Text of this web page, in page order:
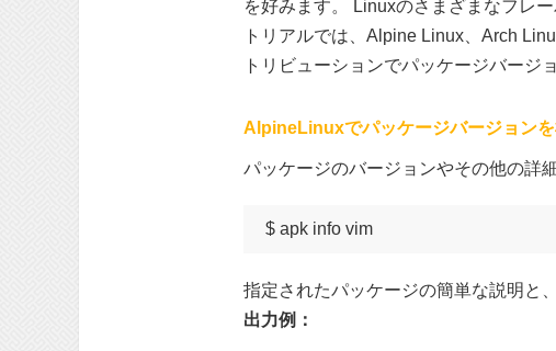
を好みます。 Linuxのさまざまなフレ
トリアルでは、Alpine Linux、Arch
トリビューションでパッケージバージ
AlpineLinuxでパッケージバージョン
パッケージのバージョンやその他の詳
$ apk info vim
指定されたパッケージの簡単な説明と
出力例：